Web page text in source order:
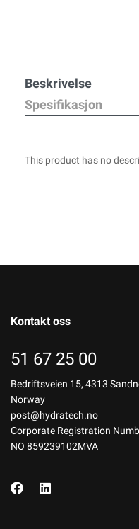
Beskrivelse
Spesifikasjon
This product has no
Kontakt oss
51 67 25 00
Bedriftsveien 15, 4313
Norway
post@hydratech.no
Corporate Registration
NO 859239102MVA